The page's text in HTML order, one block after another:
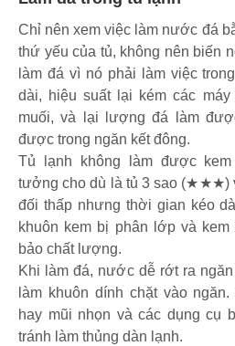
Chỉ nên xem việc làm nước đá
thứ yếu của tủ, không nên biến
làm đá vì nó phải làm việc
dài, hiệu suất lại kém các
muối, và lại lượng đá làm
được trong ngăn kết đông.
Tủ lạnh không làm được
tưởng cho dù là tủ 3 sao (★★★)
đối thấp nhưng thời gian kéo
khuôn kem bị phân lớp và
bảo chất lượng.
Khi làm đá, nước dễ rớt ra
làm khuôn dính chặt vào
hay mũi nhọn và các dụng cụ
tránh làm thủng dàn lạnh.